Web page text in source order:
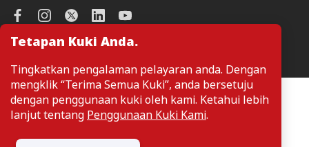
Tetapan Kuki Anda.
Tingkatkan pengalaman pelayaran anda. Dengan
mengklik “Terima Semua Kuki”, anda bersetuju
dengan penggunaan kuki oleh kami. Ketahui lebih
lanjut tentang Penggunaan Kuki Kami.
CIMB Islamic
CIMB Bank (SG)
CIMB Bank (KH)
CIMB Thai
CIMB Bank (VN)
CIMB Bank (PH)
Pelanggan tidak perlu memberikan butiran peribadi ketika melayari
atau mengakses maklumat berkaitan produk dan perkhidmatan di
laman web. Butiran perbadi hanya diperlukan sekiranya pelanggan
produk atau perkhidmatan.